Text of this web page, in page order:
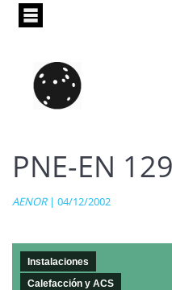
Pasar
principal
PNE-EN
AENOR| 04/12/2002
Instalaciones
Calefacción y ACS